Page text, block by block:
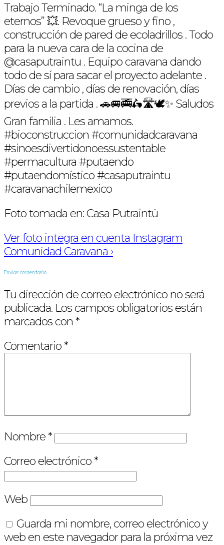
Trabajo Terminado. “La minga de los
eternos” 💥. Revoque grueso y fino ,
construcción de pared de ecoladrillos . Todo
para la nueva cara de la cocina de
@casaputraintu . Equipo caravana dando
todo de sí para sacar el proyecto adelante .
Días de cambio , días de renovación, días
previos a la partida . 🚗🚐🚎🛵🛣🕊✨ Saludos
Gran familia . Les amamos.
#bioconstruccion #comunidadcaravana
#sinoesdivertidonoessustentable
#permacultura #putaendo
#putaendomístico #casaputraintu
#caravanachilemexico
Foto tomada en: Casa Putraintü
Ver foto integra en cuenta Instagram
Comunidad Caravana ›
Enviar comentario
Tu dirección de correo electrónico no será
publicada. Los campos obligatorios están
marcados con *
Comentario*
Nombre*
Correo electrónico*
Web
Guarda mi nombre, correo electrónico y
web en este navegador para la próxima vez